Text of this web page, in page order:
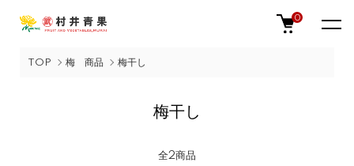
0
TOP 梅 商品 梅干し
梅干し
全2商品